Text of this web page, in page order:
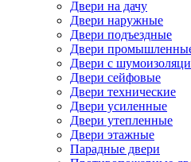
Двери на дачу
Двери наружные
Двери подъездные
Двери
Двери с
Двери сейфовые
Двери технические
Двери усиленные
Двери утепленные
Двери этажные
Парадные двери